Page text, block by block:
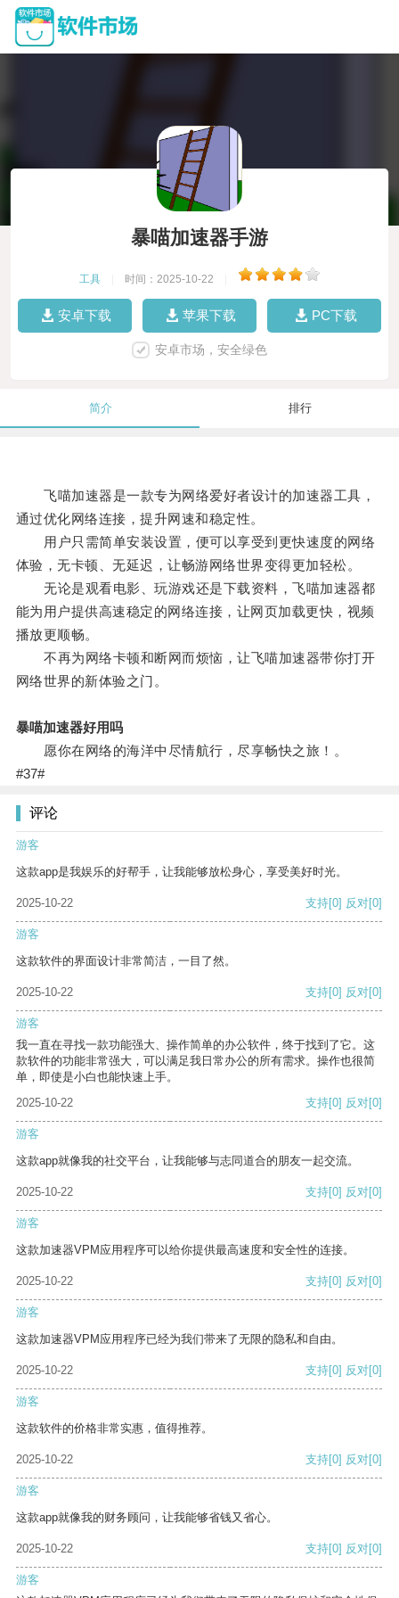
暴喵加速器手游
工具 时间：2025-10-22
安卓下载 苹果下载 PC下载
安卓市场，安全绿色
简介 排行
飞喵加速器是一款专为网络爱好者设计的加速器工具，
通过优化网络连接，提升网速和稳定性。
用户只需简单安装设置，便可以享受到更快速度的网络
体验，无卡顿、无延迟，让畅游网络世界变得更加轻松。
无论是观看电影、玩游戏还是下载资料，飞喵加速器都
能为用户提供高速稳定的网络连接，让网页加载更快，视频
播放更顺畅。
不再为网络卡顿和断网而烦恼，让飞喵加速器带你打开
网络世界的新体验之门。
暴喵加速器好用吗
愿你在网络的海洋中尽情航行，尽享畅快之旅！。
#37#
评论
游客
这款app是我娱乐的好帮手，让我能够放松身心，享受美好时光。
2025-10-22 支持[0] 反对[0]
游客
这款软件的界面设计非常简洁，一目了然。
2025-10-22 支持[0] 反对[0]
游客
我一直在寻找一款功能强大、操作简单的办公软件，终于找到了它。这
款软件的功能非常强大，可以满足我日常办公的所有需求。操作也很简
单，即使是小白也能快速上手。
2025-10-22
支持[0] 反对[0]
游客
这款app就像我的社交平台，让我能够与志同道合的朋友一起交流。
2025-10-22 支持[0] 反对[0]
游客
这款加速器VPM应用程序可以给你提供最高速度和安全性的连接。
2025-10-22 支持[0] 反对[0]
游客
这款加速器VPM应用程序已经为我们带来了无限的隐私和自由。
2025-10-22 支持[0] 反对[0]
游客
这款软件的价格非常实惠，值得推荐。
2025-10-22 支持[0] 反对[0]
游客
这款app就像我的财务顾问，让我能够省钱又省心。
2025-10-22 支持[0] 反对[0]
游客